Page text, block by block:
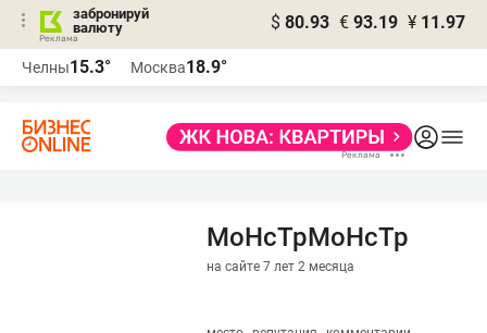
забронируй
валюту
$ 80.93 € 93.19 ¥ 11.97
Челны15.3° Москва18.9°
MoHcTpMoHcTp
на сайте 7 лет 2 месяца